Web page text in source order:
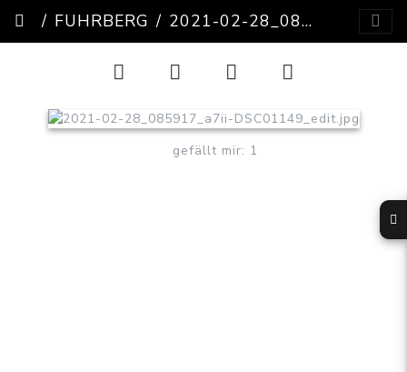
FUHRBERG 2021-02-28_085917_A7II-DSC01149_EDIT
gefällt mir: 1